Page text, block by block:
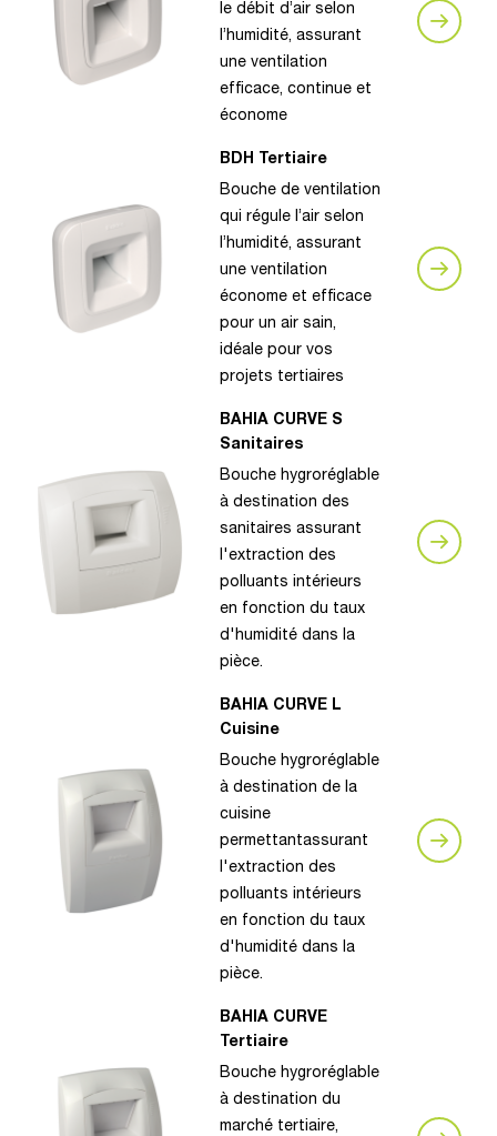
le débit d’air selon
l’humidité, assurant
une ventilation
efficace, continue et
économe
BDH Tertiaire
Bouche de ventilation
qui régule l’air selon
l’humidité, assurant
une ventilation
économe et efficace
pour un air sain,
idéale pour vos
projets tertiaires
BAHIA CURVE S
Sanitaires
Bouche hygroréglable
à destination des
sanitaires assurant
l'extraction des
polluants intérieurs
en fonction du taux
d'humidité dans la
pièce.
BAHIA CURVE L
Cuisine
Bouche hygroréglable
à destination de la
cuisine
permettantassurant
l'extraction des
polluants intérieurs
en fonction du taux
d'humidité dans la
pièce.
BAHIA CURVE
Tertiaire
Bouche hygroréglable
à destination du
marché tertiaire,